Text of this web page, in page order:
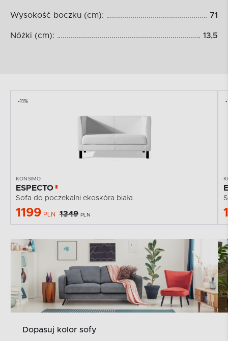
Wysokość boczku (cm): 71
Nóżki (cm): 13,5
-11%
KONSIMO
ESPECTO
Sofa do poczekalni ekoskóra biała
1199 PLN 1349 PLN
-
Dopasuj kolor sofy